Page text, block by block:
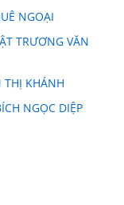
NGOẠI
TRƯƠNG VĂN
THỊ KHÁNH
NGỌC DIỆP